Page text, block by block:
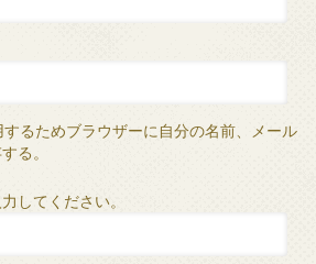
るためブラウザーに自分の名前、メール
る。
してください。